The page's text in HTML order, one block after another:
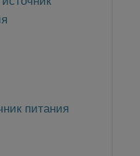
питания